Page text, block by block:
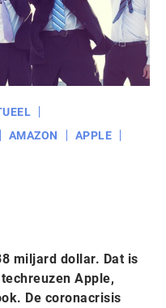
AMAZON
APPLE
miljard dollar. Dat is
Apple,
De coronacrisis